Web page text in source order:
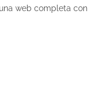
web completa con